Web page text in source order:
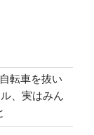
転車を抜い
、実はみん